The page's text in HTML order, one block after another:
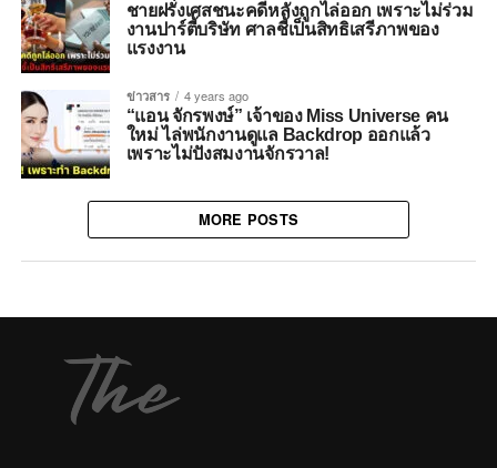
ชายฝรั่งเศสชนะคดีหลังถูกไล่ออก เพราะไม่ร่วม
งานปาร์ตี้บริษัท ศาลชี้เป็นสิทธิเสรีภาพของ
แรงงาน
ข่าวสาร 4 years ago
“แอน จักรพงษ์” เจ้าของ Miss Universe คน
ใหม่ ไล่พนักงานดูแล Backdrop ออกแล้ว
เพราะไม่ปังสมงานจักรวาล!
MORE POSTS